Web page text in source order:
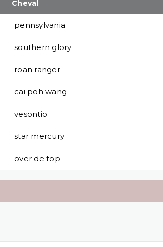
Cheval
pennsylvania
southern glory
roan ranger
cai poh wang
vesontio
star mercury
over de top